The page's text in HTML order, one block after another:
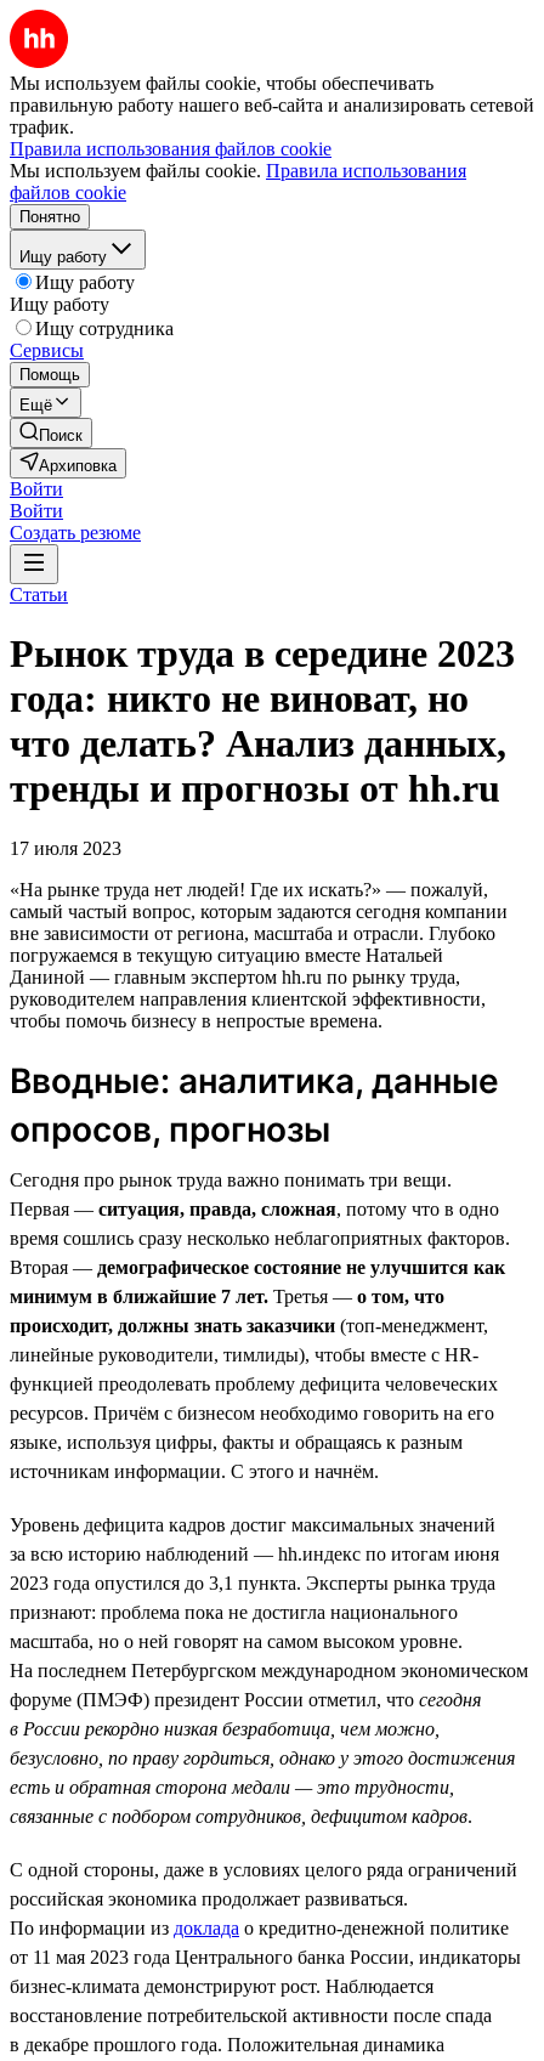
Мы используем файлы cookie, чтобы обеспечивать
правильную работу нашего веб-сайта и анализировать сетевой
трафик.
Правила использования файлов cookie
Мы используем файлы cookie. Правила использования
файлов cookie
Понятно
Ищу работу
Ищу работу
Ищу работу
Ищу сотрудника
Сервисы
Помощь
Ещё
Поиск
Архиповка
Войти
Войти
Создать резюме
Статьи
Рынок труда в середине 2023
года: никто не виноват, но
что делать? Анализ данных,
тренды и прогнозы от hh.ru
17 июля 2023
«На рынке труда нет людей! Где их искать?» — пожалуй,
самый частый вопрос, которым задаются сегодня компании
вне зависимости от региона, масштаба и отрасли. Глубоко
погружаемся в текущую ситуацию вместе Натальей
Даниной — главным экспертом hh.ru по рынку труда,
руководителем направления клиентской эффективности,
чтобы помочь бизнесу в непростые времена.
Вводные: аналитика, данные
опросов, прогнозы
Сегодня про рынок труда важно понимать три вещи.
Первая — ситуация, правда, сложная, потому что в одно
время сошлись сразу несколько неблагоприятных факторов.
Вторая — демографическое состояние не улучшится как
минимум в ближайшие 7 лет. Третья — о том, что
происходит, должны знать заказчики (топ-менеджмент,
линейные руководители, тимлиды), чтобы вместе с HR-
функцией преодолевать проблему дефицита человеческих
ресурсов. Причём с бизнесом необходимо говорить на его
языке, используя цифры, факты и обращаясь к разным
источникам информации. С этого и начнём.
Уровень дефицита кадров достиг максимальных значений
за всю историю наблюдений — hh.индекс по итогам июня
2023 года опустился до 3,1 пункта. Эксперты рынка труда
признают: проблема пока не достигла национального
масштаба, но о ней говорят на самом высоком уровне.
На последнем Петербургском международном экономическом
форуме (ПМЭФ) президент России отметил, что сегодня
в России рекордно низкая безработица, чем можно,
безусловно, по праву гордиться, однако у этого достижения
есть и обратная сторона медали — это трудности,
связанные с подбором сотрудников, дефицитом кадров.
С одной стороны, даже в условиях целого ряда ограничений
российская экономика продолжает развиваться.
По информации из доклада о кредитно-денежной политике
от 11 мая 2023 года Центрального банка России, индикаторы
бизнес-климата демонстрируют рост. Наблюдается
восстановление потребительской активности после спада
в декабре прошлого года. Положительная динамика